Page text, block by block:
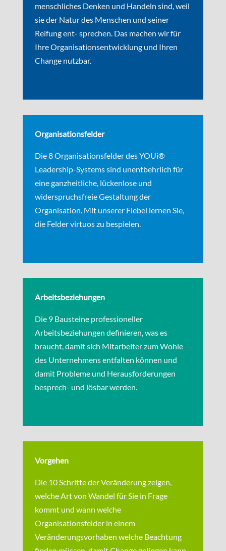
menschliches Denken und Handeln sind, weil
sie der Natur des Menschen und seiner
Reifung ent- sprechen. Das machen wir für
Ihre Organisationsentwicklung und Ihren
Change nutzbar.
Organisationsfelder
Die 8 Organisationsfelder des YOUi®
Leadership-Systems sind unentbehrlich für
eine ganzheitliche, lückenlose und
widerspruchsfreie Gestaltung der
Organisation. Mit unserer Fiebel lernen Sie,
die Felder virtuos zu bespielen.
Arbeitsbeziehungen
Die 9 Bausteine professioneller
Arbeitsbeziehungen definieren, was es
braucht, damit sich Mitarbeiter zum Wohle
des Unternehmens entfalten können und
damit Probleme und Herausforderungen
besprech- und lösbar werden.
Vorgehen
Die 10 Schritte der Veränderung zeigen,
welche Art von Wandel für Sie in Frage
kommt und wann welche
Organisationsfelder in einem
Veränderungsvorhaben welche Beachtung